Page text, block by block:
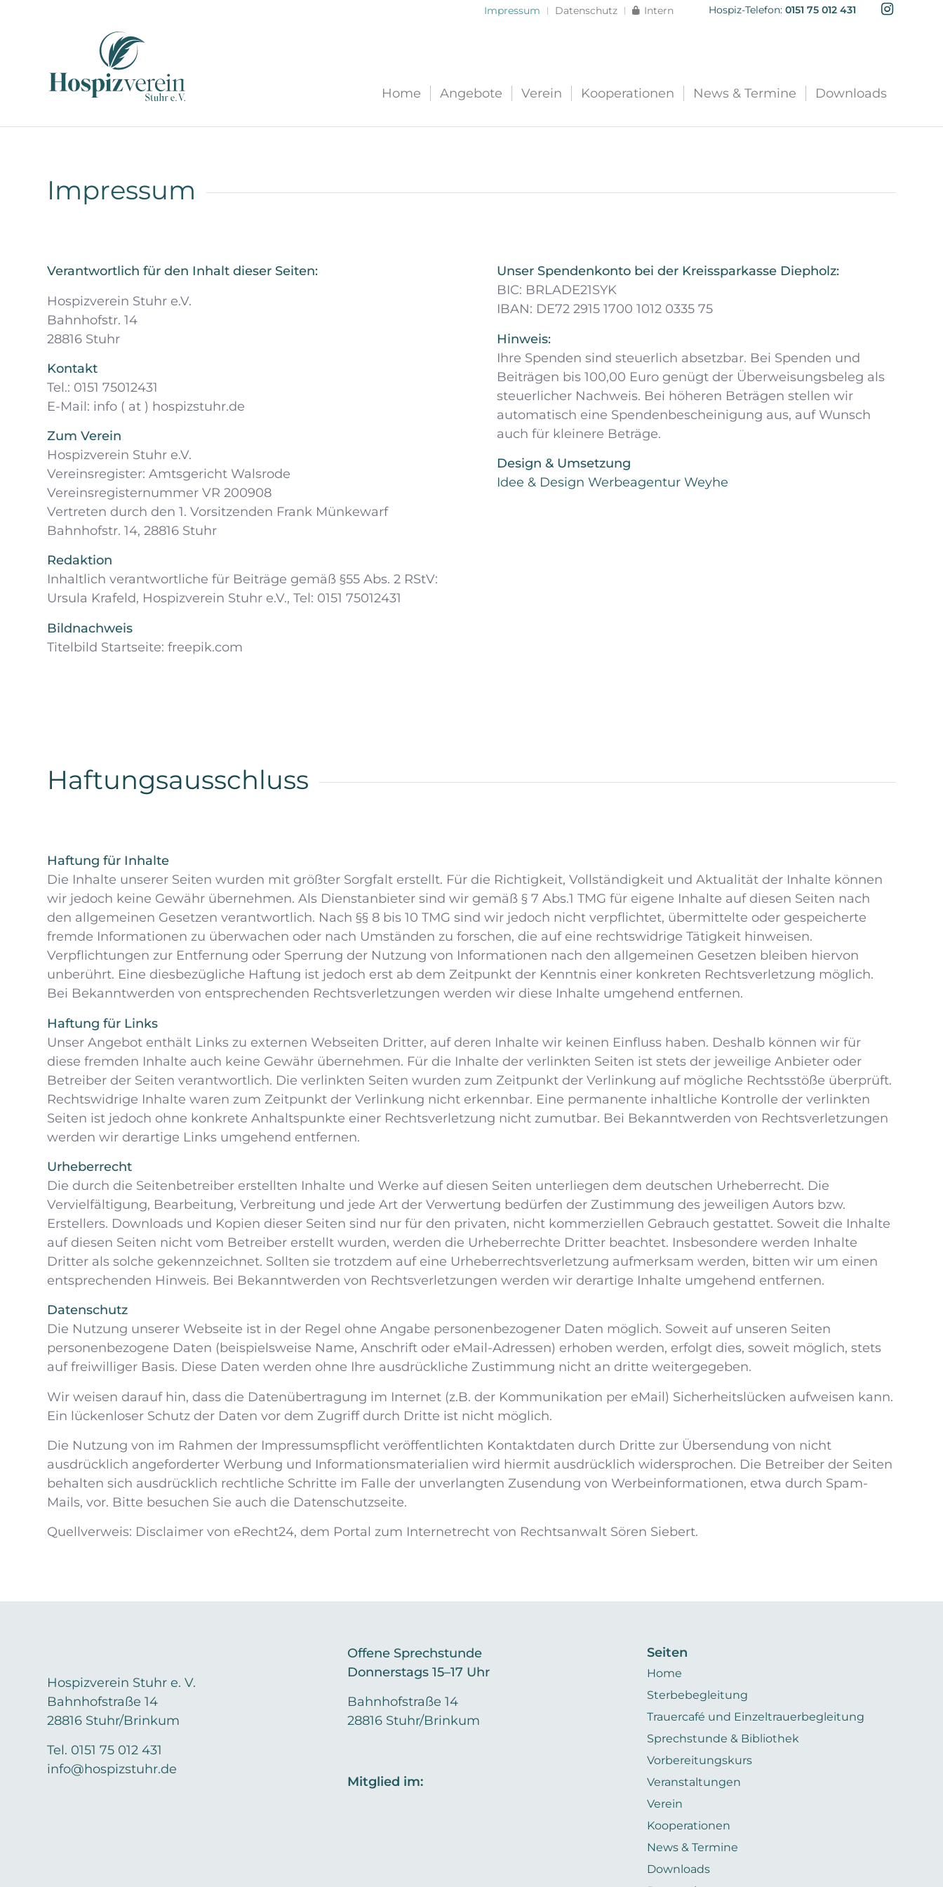
Impressum Datenschutz Intern Hospiz-Telefon: 0151 75 012 431
Home Angebote Verein Kooperationen News & Termine Downloads
Impressum
Verantwortlich für den Inhalt dieser Seiten:
Hospizverein Stuhr e.V.
Bahnhofstr. 14
28816 Stuhr
Kontakt
Tel.: 0151 75012431
E-Mail: info ( at ) hospizstuhr.de
Zum Verein
Hospizverein Stuhr e.V.
Vereinsregister: Amtsgericht Walsrode
Vereinsregisternummer VR 200908
Vertreten durch den 1. Vorsitzenden Frank Münkewarf
Bahnhofstr. 14, 28816 Stuhr
Redaktion
Inhaltlich verantwortliche für Beiträge gemäß §55 Abs. 2 RStV:
Ursula Krafeld, Hospizverein Stuhr e.V., Tel: 0151 75012431
Bildnachweis
Titelbild Startseite: freepik.com
Unser Spendenkonto bei der Kreissparkasse Diepholz:
BIC: BRLADE21SYK
IBAN: DE72 2915 1700 1012 0335 75
Hinweis:
Ihre Spenden sind steuerlich absetzbar. Bei Spenden und
Beiträgen bis 100,00 Euro genügt der Überweisungsbeleg als
steuerlicher Nachweis. Bei höheren Beträgen stellen wir
automatisch eine Spendenbescheinigung aus, auf Wunsch
auch für kleinere Beträge.
Design & Umsetzung
Idee & Design Werbeagentur Weyhe
Haftungsausschluss
Haftung für Inhalte
Die Inhalte unserer Seiten wurden mit größter Sorgfalt erstellt. Für die Richtigkeit, Vollständigkeit und Aktualität der Inhalte können
wir jedoch keine Gewähr übernehmen. Als Dienstanbieter sind wir gemäß § 7 Abs.1 TMG für eigene Inhalte auf diesen Seiten nach
den allgemeinen Gesetzen verantwortlich. Nach §§ 8 bis 10 TMG sind wir jedoch nicht verpflichtet, übermittelte oder gespeicherte
fremde Informationen zu überwachen oder nach Umständen zu forschen, die auf eine rechtswidrige Tätigkeit hinweisen.
Verpflichtungen zur Entfernung oder Sperrung der Nutzung von Informationen nach den allgemeinen Gesetzen bleiben hiervon
unberührt. Eine diesbezügliche Haftung ist jedoch erst ab dem Zeitpunkt der Kenntnis einer konkreten Rechtsverletzung möglich.
Bei Bekanntwerden von entsprechenden Rechtsverletzungen werden wir diese Inhalte umgehend entfernen.
Haftung für Links
Unser Angebot enthält Links zu externen Webseiten Dritter, auf deren Inhalte wir keinen Einfluss haben. Deshalb können wir für
diese fremden Inhalte auch keine Gewähr übernehmen. Für die Inhalte der verlinkten Seiten ist stets der jeweilige Anbieter oder
Betreiber der Seiten verantwortlich. Die verlinkten Seiten wurden zum Zeitpunkt der Verlinkung auf mögliche Rechtsstöße überprüft.
Rechtswidrige Inhalte waren zum Zeitpunkt der Verlinkung nicht erkennbar. Eine permanente inhaltliche Kontrolle der verlinkten
Seiten ist jedoch ohne konkrete Anhaltspunkte einer Rechtsverletzung nicht zumutbar. Bei Bekanntwerden von Rechtsverletzungen
werden wir derartige Links umgehend entfernen.
Urheberrecht
Die durch die Seitenbetreiber erstellten Inhalte und Werke auf diesen Seiten unterliegen dem deutschen Urheberrecht. Die
Vervielfältigung, Bearbeitung, Verbreitung und jede Art der Verwertung bedürfen der Zustimmung des jeweiligen Autors bzw.
Erstellers. Downloads und Kopien dieser Seiten sind nur für den privaten, nicht kommerziellen Gebrauch gestattet. Soweit die Inhalte
auf diesen Seiten nicht vom Betreiber erstellt wurden, werden die Urheberrechte Dritter beachtet. Insbesondere werden Inhalte
Dritter als solche gekennzeichnet. Sollten sie trotzdem auf eine Urheberrechtsverletzung aufmerksam werden, bitten wir um einen
entsprechenden Hinweis. Bei Bekanntwerden von Rechtsverletzungen werden wir derartige Inhalte umgehend entfernen.
Datenschutz
Die Nutzung unserer Webseite ist in der Regel ohne Angabe personenbezogener Daten möglich. Soweit auf unseren Seiten
personenbezogene Daten (beispielsweise Name, Anschrift oder eMail-Adressen) erhoben werden, erfolgt dies, soweit möglich, stets
auf freiwilliger Basis. Diese Daten werden ohne Ihre ausdrückliche Zustimmung nicht an dritte weitergegeben.
Wir weisen darauf hin, dass die Datenübertragung im Internet (z.B. der Kommunikation per eMail) Sicherheitslücken aufweisen kann.
Ein lückenloser Schutz der Daten vor dem Zugriff durch Dritte ist nicht möglich.
Die Nutzung von im Rahmen der Impressumspflicht veröffentlichten Kontaktdaten durch Dritte zur Übersendung von nicht
ausdrücklich angeforderter Werbung und Informationsmaterialien wird hiermit ausdrücklich widersprochen. Die Betreiber der Seiten
behalten sich ausdrücklich rechtliche Schritte im Falle der unverlangten Zusendung von Werbeinformationen, etwa durch Spam-
Mails, vor. Bitte besuchen Sie auch die Datenschutzseite.
Quellverweis: Disclaimer von eRecht24, dem Portal zum Internetrecht von Rechtsanwalt Sören Siebert.
Hospizverein Stuhr e. V.
Bahnhofstraße 14
28816 Stuhr/Brinkum
Tel. 0151 75 012 431
info@hospizstuhr.de
Offene Sprechstunde
Donnerstags 15–17 Uhr
Bahnhofstraße 14
28816 Stuhr/Brinkum
Mitglied im:
Seiten
Home
Sterbebegleitung
Trauercafé und Einzeltrauerbegleitung
Sprechstunde & Bibliothek
Vorbereitungskurs
Veranstaltungen
Verein
Kooperationen
News & Termine
Downloads